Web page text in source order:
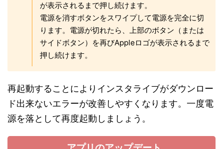
が表示されるまで押し続けます。
電源を消すボタンをスワイプして電源を完全に切
ります。電源が切れたら、上部のボタン（または
サイドボタン）を再びAppleロゴが表示されるまで
押し続けます。
再起動することによりインスタライブがダウンロー
ド出来ないエラーが改善しやすくなります。一度電
源を落として再度起動しましょう。